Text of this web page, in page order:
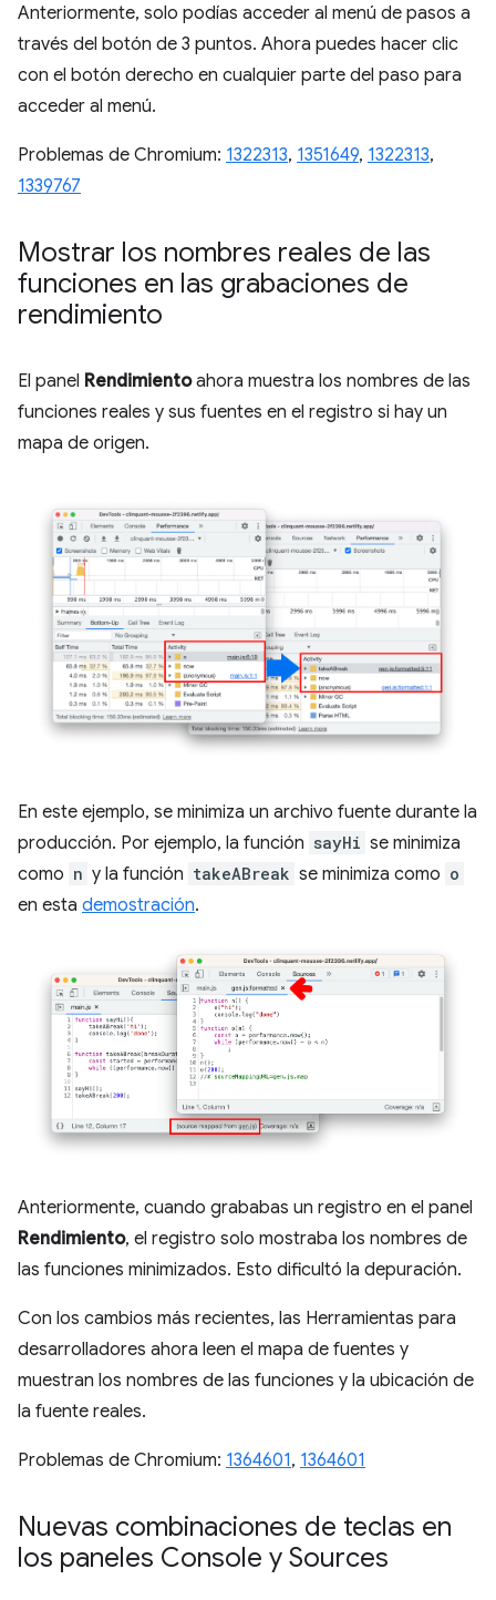
Anteriormente, solo podías acceder al menú de pasos a
través del botón de 3 puntos. Ahora puedes hacer clic
con el botón derecho en cualquier parte del paso para
acceder al menú.
Problemas de Chromium: 1322313, 1351649, 1322313,
1339767
Mostrar los nombres reales de las
funciones en las grabaciones de
rendimiento
El panel Rendimientoahora muestra los nombres de las
funciones reales y sus fuentes en el registro si hay un
mapa de origen.
En este ejemplo, se minimiza un archivo fuente durante la
producción. Por ejemplo, la función sayHi se minimiza
como n y la función takeABreak se minimiza como o
en esta demostración.
Anteriormente, cuando grababas un registro en el panel
Rendimiento, el registro solo mostraba los nombres de
las funciones minimizados. Esto dificultó la depuración.
Con los cambios más recientes, las Herramientas para
desarrolladores ahora leen el mapa de fuentes y
muestran los nombres de las funciones y la ubicación de
la fuente reales.
Problemas de Chromium: 1364601, 1364601
Nuevas combinaciones de teclas en
los paneles Console y Sources